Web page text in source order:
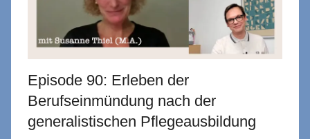
Episode 90: Erleben der
Berufseinmündung nach der
generalistischen Pflegeausbildung